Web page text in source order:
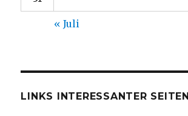
« Juli
LINKS INTERESSANTER SEITEN